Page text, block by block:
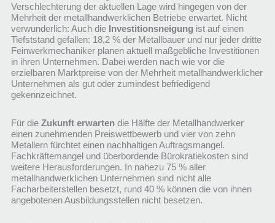
Verschlechterung der aktuellen Lage wird hingegen von der
Mehrheit der metallhandwerklichen Betriebe erwartet. Nicht
verwunderlich: Auch die Investitionsneigung ist auf einen
Tiefststand gefallen: 18,2 % der Metallbauer und nur jeder dritte
Feinwerkmechaniker planen aktuell maßgebliche Investitionen
in ihren Unternehmen. Dabei werden nach wie vor die
erzielbaren Marktpreise von der Mehrheit metallhandwerklicher
Unternehmen als gut oder zumindest befriedigend
gekennzeichnet.
Für die Zukunft erwartendie Hälfte der Metallhandwerker
einen zunehmenden Preiswettbewerb und vier von zehn
Metallern fürchtet einen nachhaltigen Auftragsmangel.
Fachkräftemangel und überbordende Bürokratiekosten sind
weitere Herausforderungen. In nahezu 75 % aller
metallhandwerklichen Unternehmen sind nicht alle
Facharbeiterstellen besetzt, rund 40 % können die von ihnen
angebotenen Ausbildungsstellen nicht besetzen.